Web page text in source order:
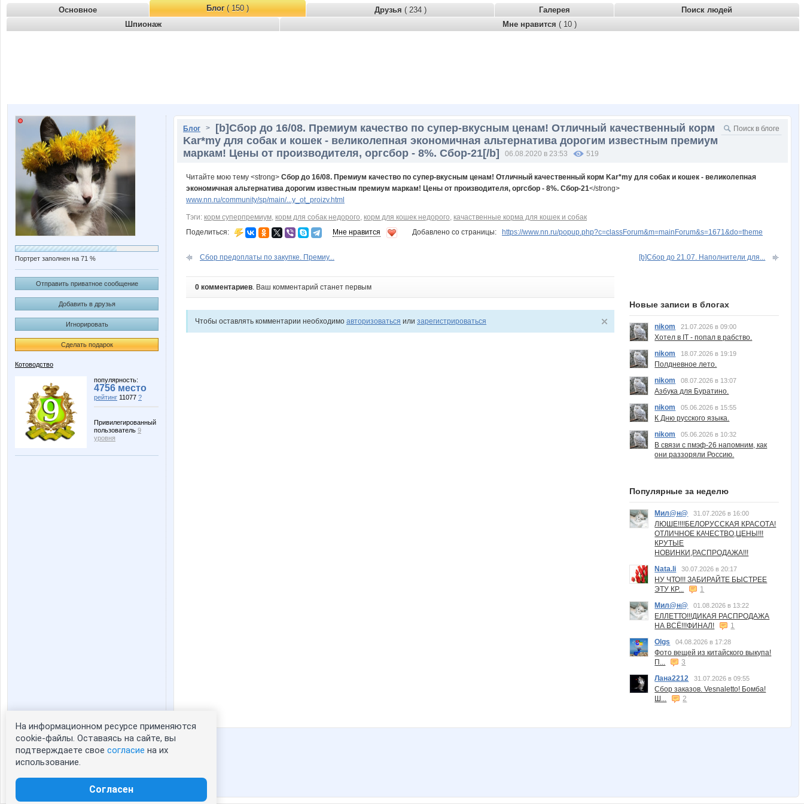
Основное Блог( 150 ) Друзья ( 234 ) Галерея
Поиск людей
Шпионаж
Мне нравится ( 10 )
Портрет заполнен на 71 %
Отправить приватное сообщение
Добавить в друзья
Игнорировать
Сделать подарок
Котоводство
популярность:
4756 место
рейтинг 11077 ?
Привилегированный
пользователь 9
уровня
Статистика портрета:
сейчас просматривают портрет - 0
зарегистрированные пользователи
Блог >
[b]Cбор до 16/08. Премиум качество по супер-вкусным ценам! Отличный качественный корм
Kar*my для собак и кошек - великолепная экономичная альтернатива дорогим известным премиум
маркам! Цены от производителя, оргсбор - 8%. Сбор-21[/b]
06.08.2020 в 23:53 519
Читайте мою тему <strong> Cбор до 16/08. Премиум качество по супер-вкусным ценам! Отличный качественный корм Kar*my для собак и кошек - великолепная
экономичная альтернатива дорогим известным премиум маркам! Цены от производителя, оргсбор - 8%. Сбор-21</strong>
www.nn.ru/community/sp/main/...y_ot_proizv.html
Тэги: корм суперпремиум, корм для собак недорого, корм для кошек недорого, качаственные корма для кошек и собак
Поделиться:
Мне нравится Добавлено со страницы: https://www.nn.ru/popup.php?c=classForum&m=mainForum&s=1671&do=theme
Сбор предоплаты по закупке. Премиу... [b]Сбор до 21.07. Наполнители для...
0 комментариев. Ваш комментарий станет первым
Чтобы оставлять комментарии необходимо авторизоваться или зарегистрироваться
Новые записи в блогах
nikom 21.07.2026 в 09:00
Хотел в IT - попал в рабство.
nikom
18.07.2026 в 19:19
Полдневное лето.
nikom
08.07.2026 в 13:07
Азбука для Буратино.
nikom
05.06.2026 в 15:55
К Дню русского языка.
nikom
05.06.2026 в 10:32
В связи с пмэф-26 напомним, как
они раззоряли Россию.
Популярные за неделю
Мил@н@ 31.07.2026 в 16:00
ЛЮШЕ!!!!БЕЛОРУССКАЯ КРАСОТА!
ОТЛИЧНОЕ КАЧЕСТВО,ЦЕНЫ!!!
КРУТЫЕ
НОВИНКИ,РАСПРОДАЖА!!!
Nata.li
30.07.2026 в 20:17
НУ ЧТО!!! ЗАБИРАЙТЕ БЫСТРЕЕ
ЭТУ КР...
1
Мил@н@
01.08.2026 в 13:22
ЕЛЛЕТТО!!!ДИКАЯ РАСПРОДАЖА
НА ВСЁ!!!ФИНАЛ!
1
Olgs
04.08.2026 в 17:28
Фото вещей из китайского выкупа!
П...
3
Лана2212
31.07.2026 в 09:55
Сбор заказов. Vesnaletto! Бомба!
Ш...
2
На информационном ресурсе применяются
cookie-файлы. Оставаясь на сайте, вы
подтверждаете свое согласие на их
использование.
Согласен